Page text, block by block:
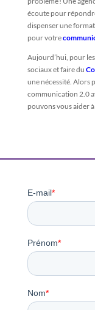
écoute pour
dispenser une
pour votre
Aujourd’hui, pour
sociaux et faire du
une nécessité. Alors
communication 2.0
pouvons vous aider